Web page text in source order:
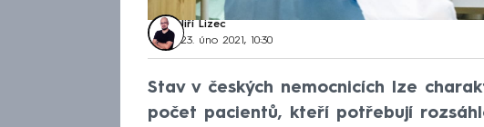
Jiří Lizec
23. úno 2021, 10:30
Stav v českých nemocnicích lze
počet pacientů, kteří potřebují